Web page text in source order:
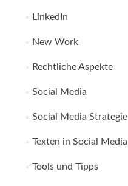
LinkedIn
New Work
Rechtliche Aspekte
Social Media
Social Media Strategie
Texten in Social Media
Tools und Tipps